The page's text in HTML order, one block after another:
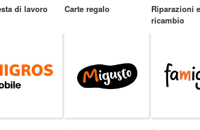
di lavoro Carte regalo
Riparazioni
ricambio